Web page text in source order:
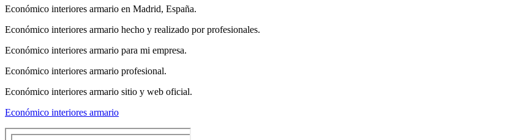
Económico interiores armario en Madrid, España.
Económico interiores armario hecho y realizado por profesionales.
Económico interiores armario para mi empresa.
Económico interiores armario profesional.
Económico interiores armario sitio y web oficial.
Económico interiores armario